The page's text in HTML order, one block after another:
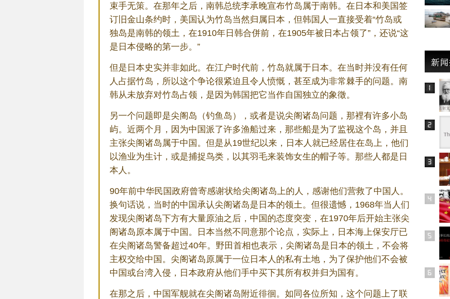
束手无策。在那年之后，南韩总统李承晚宣布竹岛属于南韩。在日本和美国签
订旧金山条约时，美国认为竹岛当然归属日本，但韩国人一直接受着“竹岛或
独岛是南韩的领土，在1910年日韩合併前，在1905年被日本占领了”，还说“这
是日本侵略的第一步。”
但是日本史实并非如此。在江户时代前，竹岛就属于日本。在当时并没有任何
人占据竹岛，所以这个争论很紧迫且令人愤慨，甚至成为非常棘手的问题。南
韩从未放弃对竹岛占领，是因为韩国把它当作自国独立的象徵。
另一个问题即是尖阁岛（钓鱼岛），或者是说尖阁诸岛问题，那裡有许多小岛
屿。近两个月，因为中国派了许多渔船过来，那些船是为了监视这个岛，并且
主张尖阁诸岛属于中国。但是从19世纪以来，日本人就已经居住在岛上，他们
以渔业为生计，或是捕捉鸟类，以其羽毛来装饰女生的帽子等。那些人都是日
本人。
90年前中华民国政府曾寄感谢状给尖阁诸岛上的人，感谢他们营救了中国人。
换句话说，当时的中国承认尖阁诸岛是日本的领土。但很遗憾，1968年当人们
发现尖阁诸岛下方有大量原油之后，中国的态度突变，在1970年后开始主张尖
阁诸岛原本属于中国。日本当然不同意那个论点，实际上，日本海上保安厅已
在尖阁诸岛警备超过40年。野田首相也表示，尖阁诸岛是日本的领土，不会将
主权交给中国。尖阁诸岛原属于一位日本人的私有土地，为了保护他们不会被
中国或台湾入侵，日本政府从他们手中买下其所有权并归为国有。
在那之后，中国军舰就在尖阁诸岛附近徘徊。如同各位所知，这个问题上了联